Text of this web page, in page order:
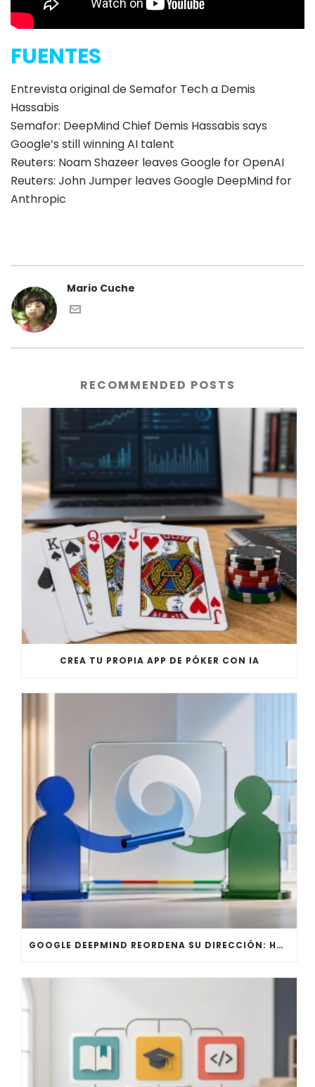
FUENTES
Entrevista original de Semafor Tech a Demis
Hassabis
Semafor: DeepMind Chief Demis Hassabis says
Google’s still winning AI talent
Reuters: Noam Shazeer leaves Google for OpenAI
Reuters: John Jumper leaves Google DeepMind for
Anthropic
Mario Cuche
RECOMMENDED POSTS
CREA TU PROPIA APP DE PÓKER CON IA
GOOGLE DEEPMIND REORDENA SU DIRECCIÓN: HASSABIS DEJA LA OPERACIÓN DIARIA